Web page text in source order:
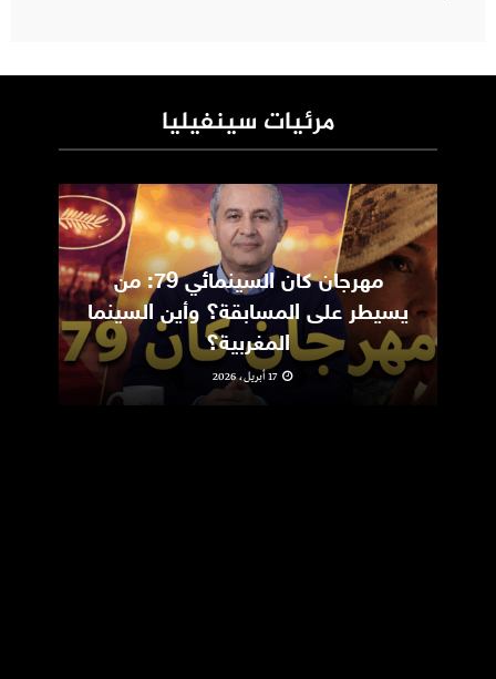
مرئيات سينفيليا
مهرجان كان السينمائي 79: من
يسيطر على المسابقة؟ وأين السينما
المغربية؟
17 أبريل، 2026